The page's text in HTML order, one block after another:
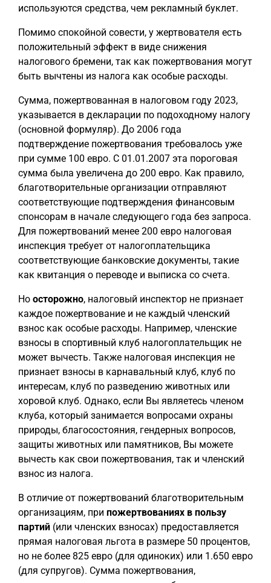
используются средства, чем рекламный буклет.
Помимо спокойной совести, у жертвователя есть
положительный эффект в виде снижения
налогового бремени, так как пожертвования могут
быть вычтены из налога как особые расходы.
Сумма, пожертвованная в налоговом году 2023,
указывается в декларации по подоходному налогу
(основной формуляр). До 2006 года
подтверждение пожертвования требовалось уже
при сумме 100 евро. С 01.01.2007 эта пороговая
сумма была увеличена до 200 евро. Как правило,
благотворительные организации отправляют
соответствующие подтверждения финансовым
спонсорам в начале следующего года без запроса.
Для пожертвований менее 200 евро налоговая
инспекция требует от налогоплательщика
соответствующие банковские документы, такие
как квитанция о переводе и выписка со счета.
Но осторожно, налоговый инспектор не признает
каждое пожертвование и не каждый членский
взнос как особые расходы. Например, членские
взносы в спортивный клуб налогоплательщик не
может вычесть. Также налоговая инспекция не
признает взносы в карнавальный клуб, клуб по
интересам, клуб по разведению животных или
хоровой клуб. Однако, если Вы являетесь членом
клуба, который занимается вопросами охраны
природы, благосостояния, гендерных вопросов,
защиты животных или памятников, Вы можете
вычесть как свои пожертвования, так и членский
взнос из налога.
В отличие от пожертвований благотворительным
организациям, при пожертвованиях в пользу
партий (или членских взносах) предоставляется
прямая налоговая льгота в размере 50 процентов,
но не более 825 евро (для одиноких) или 1.650 евро
(для супругов). Сумма пожертвования,